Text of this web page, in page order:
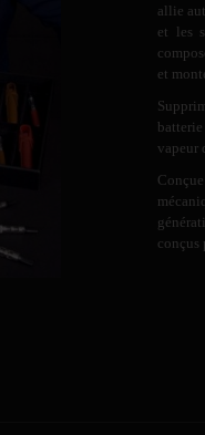
allie
et les
et
vapeur
conçus